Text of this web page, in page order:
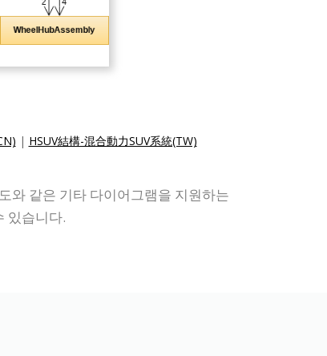
| HSUV結構-混合動力SUV系統(TW)
와 같은 기타 다이어그램을 지원하는
있습니다.